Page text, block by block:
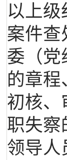
以上
案件查
委（党
的章
初核、
职失察
领导人